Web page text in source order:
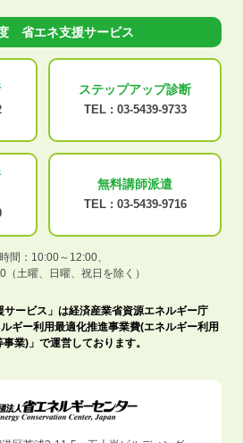
省エネ支援サービス
ステップアップ診断
TEL : 03-5439-9733
無料講師派遣
TEL : 03-5439-9716
間：10:00～12:00、
（土曜、日曜、祝日を除く）
ービス」は経済産業省資源エネルギー庁
ギー利用最適化推進事業費(エネルギー利用
業)」で運営しております。